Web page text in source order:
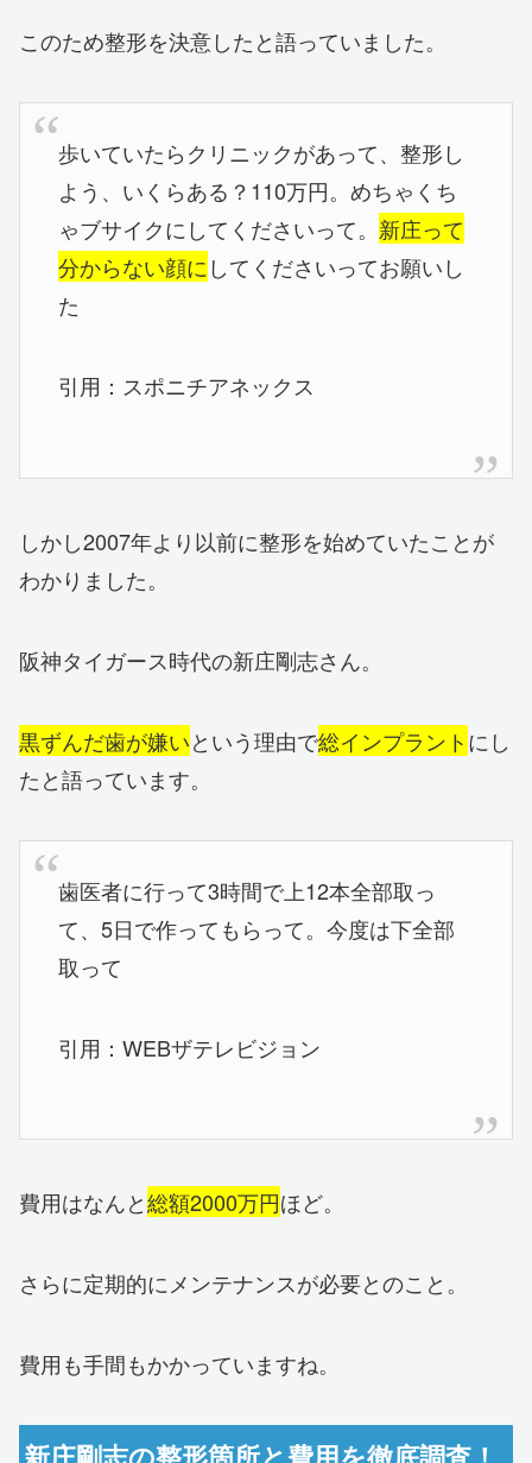
このため整形を決意したと語っていました。
歩いていたらクリニックがあって、整形し
よう、いくらある？110万円。めちゃくち
ゃブサイクにしてくださいって。 新庄って
分からない顔にしてくださいってお願いし
た
引用：スポニチアネックス
しかし2007年より以前に整形を始めていたことが
わかりました。
阪神タイガース時代の新庄剛志さん。
黒ずんだ歯が嫌いという理由で総インプラントにし
たと語っています。
歯医者に行って3時間で上12本全部取っ
て、5日で作ってもらって。今度は下全部
取って
引用：WEBザテレビジョン
費用はなんと総額2000万円ほど。
さらに定期的にメンテナンスが必要とのこと。
費用も手間もかかっていますね。